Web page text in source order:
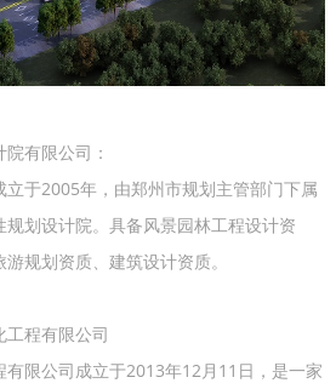
有限公司：
于2005年，由郑州市规划主管部门下属
划设计院。具备风景园林工程设计资
规划资质、建筑设计资质。
程有限公司
限公司成立于2013年12月11日，是一家